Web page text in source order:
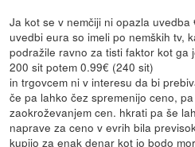
Ja kot se v nemčiji ni opazla
uvedbi eura so imeli po nemških tv,
podražile ravno za tisti faktor kot ga
200 sit potem 0.99€ (240 sit)
in trgovcem ni v interesu da bi
če pa lahko čez spremenijo ceno,
zaokroževanjem cen. hkrati pa še
naprave za ceno v evrih bila
kupijo za enak denar kot jo bodo